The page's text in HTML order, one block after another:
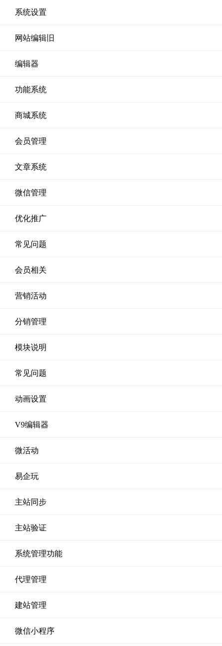
系统设置
网站编辑旧
编辑器
功能系统
商城系统
会员管理
文章系统
微信管理
优化推广
常见问题
会员相关
营销活动
分销管理
模块说明
常见问题
动画设置
V9编辑器
微活动
易企玩
主站同步
主站验证
系统管理功能
代理管理
建站管理
微信小程序